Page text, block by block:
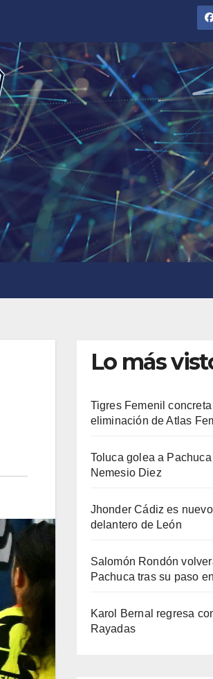
Lo más
Tigres Femenil concreta
eliminación de Atlas
Toluca golea a Pachuca
Nemesio Diez
Jhonder Cádiz es nuevo
delantero de León
Salomón Rondón
Pachuca tras su paso
Karol Bernal regresa
Rayadas